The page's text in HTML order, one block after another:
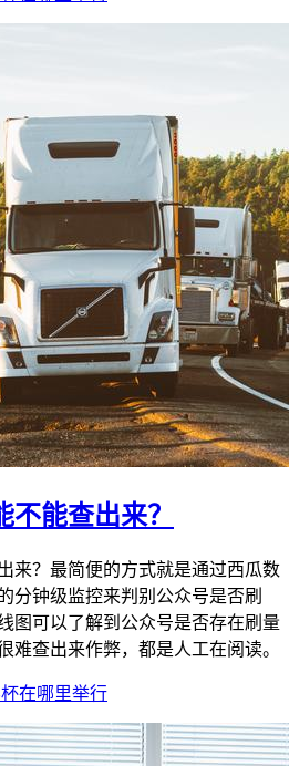
能查出来？
来？最简便的方式就是通过西瓜数
分钟级监控来判别公众号是否刷
图可以了解到公众号是否存在刷量
难查出来作弊，都是人工在阅读。
在哪里举行